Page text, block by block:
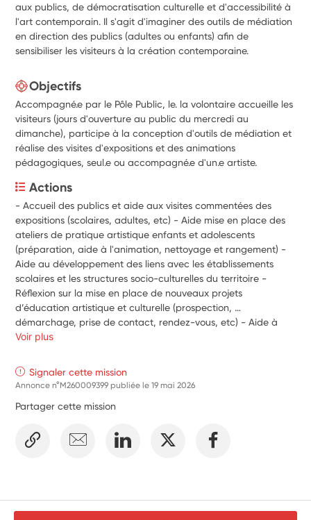
aux publics, de démocratisation culturelle et d'accessibilité à
l'art contemporain. Il s'agit d'imaginer des outils de médiation
en direction des publics (adultes ou enfants) afin de
sensibiliser les visiteurs à la création contemporaine.
Objectifs
Accompagné.e par le Pôle Public, le. la volontaire accueille les
visiteurs (jours d'ouverture au public du mercredi au
dimanche), participe à la conception d'outils de médiation et
réalise des visites d'expositions et des animations
pédagogiques, seul.e ou accompagné.e d'un.e artiste.
Actions
- Accueil des publics et aide aux visites commentées des
expositions (scolaires, adultes, etc) - Aide mise en place des
ateliers de pratique artistique enfants et adolescents
(préparation, aide à l'animation, nettoyage et rangement) -
Aide au développement des liens avec les établissements
scolaires et les structures socio-culturelles du territoire -
Réflexion sur la mise en place de nouveaux projets
d’éducation artistique et culturelle (prospection,
démarchage, prise de contact, rendez-vous, etc) - Aide à
l’organisation et à la logistique des évènements autour des
contemporain (accueil artistes, aide à la diffusion des outils
de communication, installation, etc) - Aide ponctuelle sur les
avec les artistes et le régisseur - Aide à la diffusion de
activités organisés, des navettes et de la visibilité du Centre
Voir plus
Signaler cette mission
Annonce n°M260009399 publiée le19 mai 2026
Partager cette mission